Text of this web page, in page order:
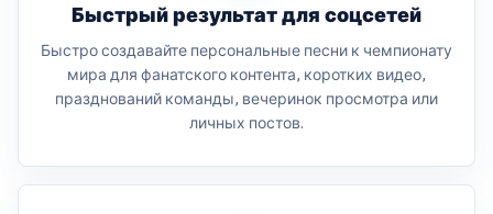
Быстрый результат для соцсетей
Быстро создавайте персональные песни к чемпионату
мира для фанатского контента, коротких видео,
празднований команды, вечеринок просмотра или
личных постов.